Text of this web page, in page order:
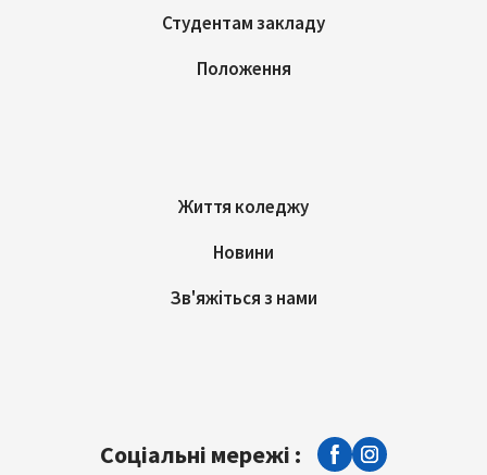
Студентам закладу
Положення
Життя коледжу
Новини
Зв'яжіться з нами
Соціальні мережі :